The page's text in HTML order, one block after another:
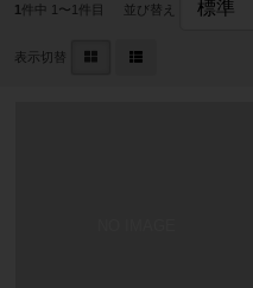
1 件中 1〜1件目 並び替え
表示切替